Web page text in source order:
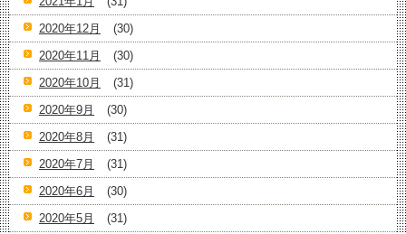
2020年12月
(30)
2020年11月
(30)
2020年10月
(31)
2020年9月
(30)
2020年8月
(31)
2020年7月
(31)
2020年6月
(30)
2020年5月
(31)